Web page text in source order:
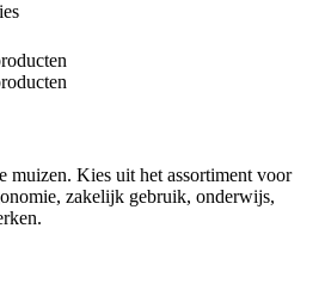
muizen. Kies uit het assortiment voor
zakelijk gebruik, onderwijs,